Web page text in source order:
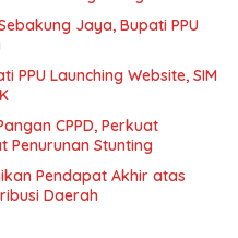
Jaya, Bupati PPU
PPU Launching Website, SIM
CPPD, Perkuat
Penurunan Stunting
Pendapat Akhir atas
Daerah